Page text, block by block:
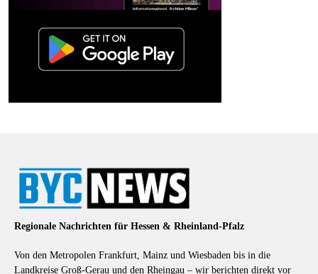
Regionale Nachrichten für Hessen & Rheinland-Pfalz
Von den Metropolen Frankfurt, Mainz und Wiesbaden bis in die
Landkreise Groß-Gerau und den Rheingau – wir berichten direkt vor